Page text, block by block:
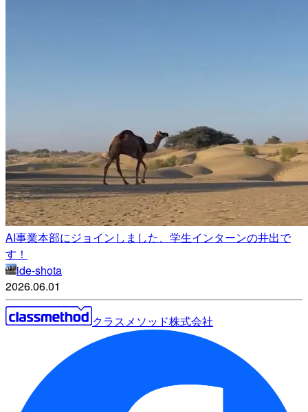
AI事業本部にジョインしました、学生インターンの井出で
す！
ide-shota
2026.06.01
クラスメソッド株式会社